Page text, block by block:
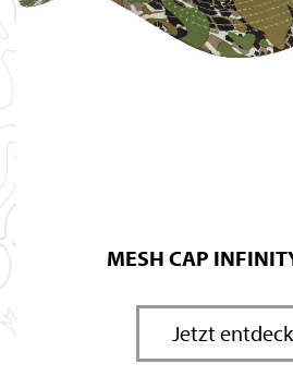
MESH CAP
Jetzt